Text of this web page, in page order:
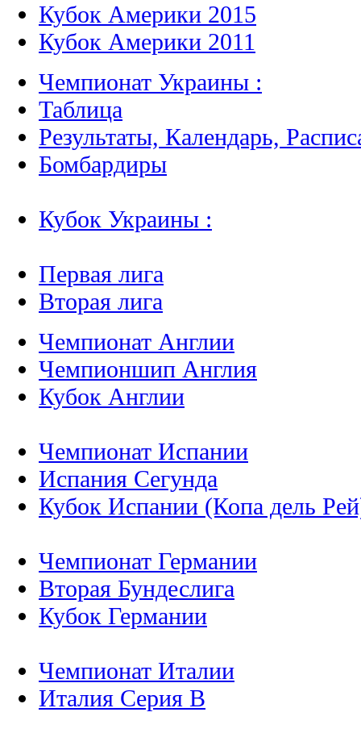
Кубок Америки 2015
Кубок Америки 2011
Чемпионат Украины :
Таблица
Результаты, Календарь,
Бомбардиры
Кубок Украины :
Первая лига
Вторая лига
Чемпионат Англии
Чемпионшип Англия
Кубок Англии
Чемпионат Испании
Испания Сегунда
Кубок Испании (Копа дель
Чемпионат Германии
Вторая Бундеслига
Кубок Германии
Чемпионат Италии
Италия Серия B